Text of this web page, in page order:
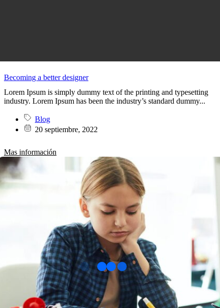
Becoming a better designer
Lorem Ipsum is simply dummy text of the printing and typesetting
industry. Lorem Ipsum has been the industry’s standard dummy...
Blog
20 septiembre, 2022
Mas información